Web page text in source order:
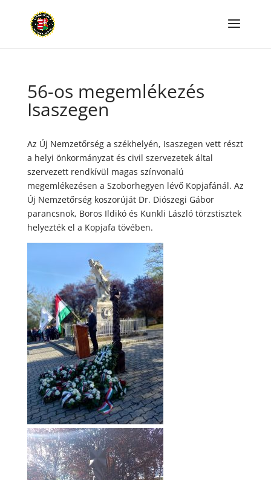
56-os megemlékezés
Isaszegen
Az Új Nemzetőrség a székhelyén, Isaszegen vett részt
a helyi önkormányzat és civil szervezetek által
szervezett rendkívül magas színvonalú
megemlékezésen a Szoborhegyen lévő Kopjafánál. Az
Új Nemzetőrség koszorúját Dr. Diószegi Gábor
parancsnok, Boros Ildikó és Kunkli László törzstisztek
helyezték el a Kopjafa tövében.